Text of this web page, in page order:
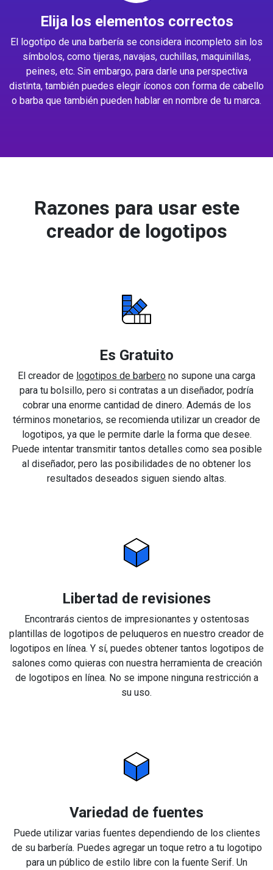
Elija los elementos correctos
El logotipo de una barbería se considera incompleto sin los
símbolos, como tijeras, navajas, cuchillas, maquinillas,
peines, etc. Sin embargo, para darle una perspectiva
distinta, también puedes elegir íconos con forma de cabello
o barba que también pueden hablar en nombre de tu marca.
Razones para usar este
creador de logotipos
Es Gratuito
El creador de logotipos de barbero no supone una carga
para tu bolsillo, pero si contratas a un diseñador, podría
cobrar una enorme cantidad de dinero. Además de los
términos monetarios, se recomienda utilizar un creador de
logotipos, ya que le permite darle la forma que desee.
Puede intentar transmitir tantos detalles como sea posible
al diseñador, pero las posibilidades de no obtener los
resultados deseados siguen siendo altas.
Libertad de revisiones
Encontrarás cientos de impresionantes y ostentosas
plantillas de logotipos de peluqueros en nuestro creador de
logotipos en línea. Y sí, puedes obtener tantos logotipos de
salones como quieras con nuestra herramienta de creación
de logotipos en línea. No se impone ninguna restricción a
su uso.
Variedad de fuentes
Puede utilizar varias fuentes dependiendo de los clientes
de su barbería. Puedes agregar un toque retro a tu logotipo
para un público de estilo libre con la fuente Serif. Un